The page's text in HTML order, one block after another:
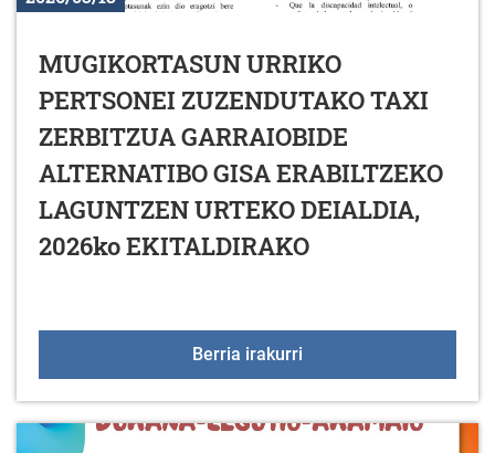
MUGIKORTASUN URRIKO
PERTSONEI ZUZENDUTAKO TAXI
ZERBITZUA GARRAIOBIDE
ALTERNATIBO GISA ERABILTZEKO
LAGUNTZEN URTEKO DEIALDIA,
2026ko EKITALDIRAKO
Berria irakurri